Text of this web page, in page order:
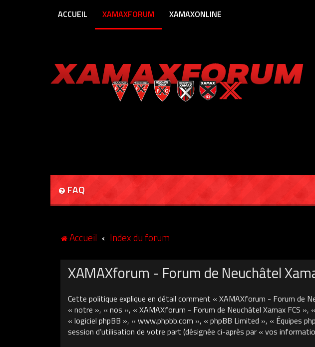
ACCUEIL XAMAXFORUM XAMAXONLINE
FAQ
Accueil Index du forum
XAMAXforum - Forum de Neuchâtel
Cette politique explique en détail comment « XAMAXforum - Forum de
« notre », « nos », « XAMAXforum - Forum de Neuchâtel Xamax FCS
« logiciel phpBB », « www.phpbb.com », « phpBB Limited », « Équipes
session d’utilisation de votre part (désignée ci-après par « vos